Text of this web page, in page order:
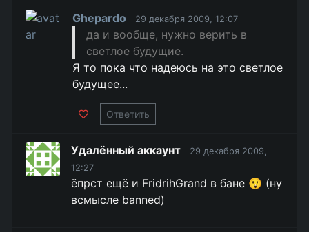
Ghepardo 29 декабря 2009, 12:07
да и вообще, нужно верить в
светлое будущие.
Я то пока что надеюсь на это светлое
будущее...
Ответить
Удалённый аккаунт
29 декабря 2009,
12:27
ёпрст ещё и FridrihGrand в бане 😲 (ну
всмысле banned)